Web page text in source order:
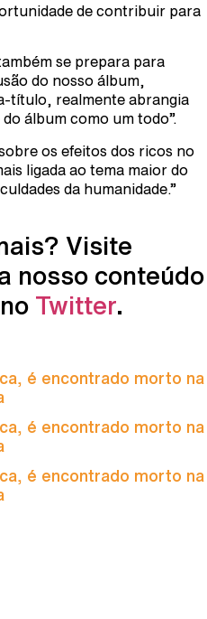
de contribuir para
se prepara para
do nosso álbum,
título, realmente abrangia
álbum como um todo”.
os efeitos dos ricos no
ligada ao tema maior do
da humanidade.”
Visite
nosso conteúdo
Twitter.
é encontrado morto na
é encontrado morto na
é encontrado morto na